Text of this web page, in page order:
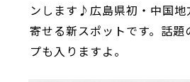
ンします♪広島県初・中国地
寄せる新スポットです。話
プも入りますよ。